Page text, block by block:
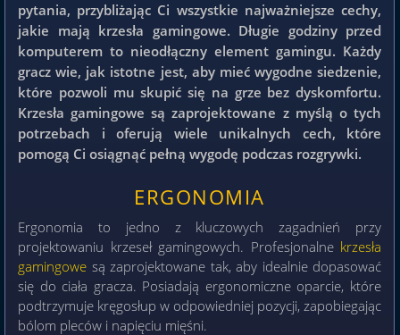
pytania, przybliżając Ci wszystkie najważniejsze cechy,
jakie mają krzesła gamingowe. Długie godziny przed
komputerem to nieodłączny element gamingu. Każdy
gracz wie, jak istotne jest, aby mieć wygodne siedzenie,
które pozwoli mu skupić się na grze bez dyskomfortu.
Krzesła gamingowe są zaprojektowane z myślą o tych
potrzebach i oferują wiele unikalnych cech, które
pomogą Ci osiągnąć pełną wygodę podczas rozgrywki.
ERGONOMIA
Ergonomia to jedno z kluczowych zagadnień przy
projektowaniu krzeseł gamingowych. Profesjonalne krzesła
gamingowe są zaprojektowane tak, aby idealnie dopasować
się do ciała gracza. Posiadają ergonomiczne oparcie, które
podtrzymuje kręgosłup w odpowiedniej pozycji, zapobiegając
bólom pleców i napięciu mięśni.